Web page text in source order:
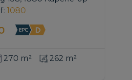
: 1080
270 m²
262 m²